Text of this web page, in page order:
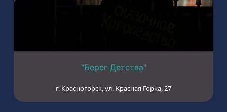
"Берег Детства"
г. Красногорск, ул. Красная Горка, 27